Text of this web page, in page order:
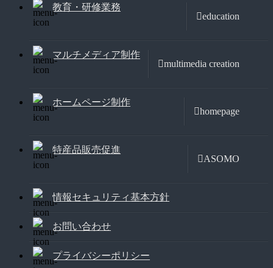
教育・研修業務
education
マルチメディア制作
multimedia creation
ホームページ制作
homepage
特産品販売促進
ASOMO
情報セキュリティ基本方針
お問い合わせ
プライバシーポリシー